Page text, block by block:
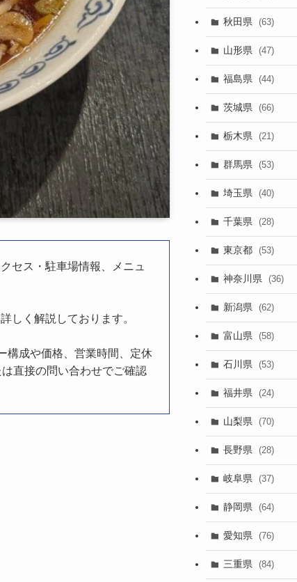
セス・駐車場情報、メニュ
しく解説しております。
構成や価格、営業時間、定休
直接の問い合わせでご確認
秋田県 (63)
山形県 (47)
福島県 (44)
茨城県 (66)
栃木県 (21)
群馬県 (53)
埼玉県 (40)
千葉県 (28)
東京都 (53)
神奈川県 (36)
新潟県 (62)
富山県 (58)
石川県 (53)
福井県 (24)
山梨県 (70)
長野県 (28)
岐阜県 (37)
静岡県 (64)
愛知県 (76)
三重県 (84)